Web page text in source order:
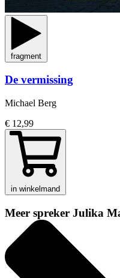
fragment
De vermissing
Michael Berg
€ 12,99
in winkelmand
Meer spreker Julika